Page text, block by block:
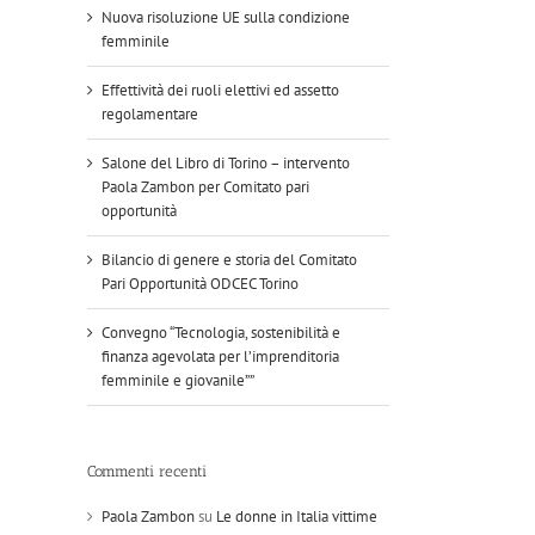
Nuova risoluzione UE sulla condizione
femminile
Effettività dei ruoli elettivi ed assetto
regolamentare
Salone del Libro di Torino – intervento
Paola Zambon per Comitato pari
opportunità
Bilancio di genere e storia del Comitato
Pari Opportunità ODCEC Torino
Convegno “Tecnologia, sostenibilità e
finanza agevolata per l’imprenditoria
femminile e giovanile””
Commenti recenti
Paola Zambonsu Le donne in Italia vittime